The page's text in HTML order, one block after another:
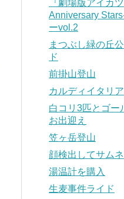
『劇場版アイカ
Anniversary
ーvol.2
まつぶし緑の丘
ド
前掛山登山
カルディイタリ
白コリ3匹とゴー
お出迎え
笠ヶ岳登山
顔検出してサム
湯温計を購入
生麦事件ライド